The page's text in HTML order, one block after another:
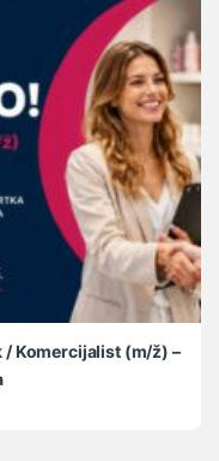
Komercijalist (m/ž) –